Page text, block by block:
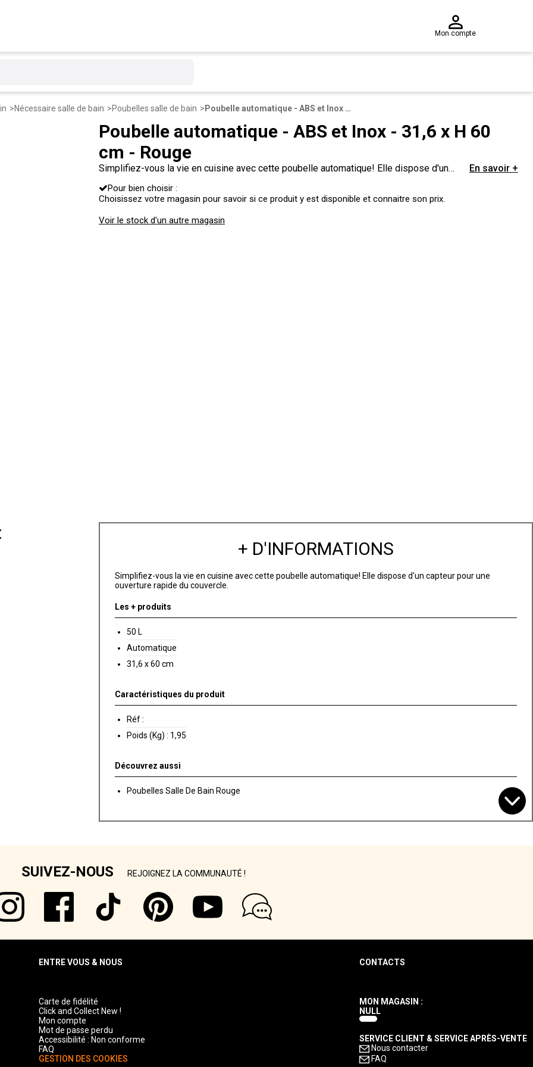
Mon compte
Nécessaire salle de bain Poubelles salle de bain Poubelle automatique - ABS et Inox - 31,6 x H 60 cm - Rouge
Poubelle automatique - ABS et Inox - 31,6 x H 60
cm - Rouge
Simplifiez-vous la vie en cuisine avec cette poubelle automatique! Elle dispose d'un
En savoir +
Pour bien choisir :
Choisissez votre magasin pour savoir si ce produit y est disponible et connaitre son prix.
Voir le stock d'un autre magasin
+ D'INFORMATIONS
Simplifiez-vous la vie en cuisine avec cette poubelle automatique! Elle dispose d'un capteur pour une
ouverture rapide du couvercle.
Les + produits
50 L
Automatique
31,6 x 60 cm
Caractéristiques du produit
Réf :
Poids (Kg) : 1,95
Découvrez aussi
Poubelles Salle De Bain Rouge
SUIVEZ-NOUS REJOIGNEZ LA COMMUNAUTÉ !
ENTRE VOUS & NOUS
Carte de fidélité
Click and Collect New !
Mon compte
Mot de passe perdu
Accessibilité : Non conforme
FAQ
GESTION DES COOKIES
CONTACTS
MON MAGASIN :
NULL
SERVICE CLIENT & SERVICE APRÈS-VENTE
Nous contacter
FAQ